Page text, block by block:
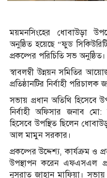
ময়মনসিংহের ধোবাউড়া
অনুষ্ঠিত হয়েছে “ফুড
প্রকল্পের পরিচিতি সভ অনুষ্ঠিত।
স্বাবলম্বী উন্নয়ন সমিতির
প্রতিষ্ঠানটির নির্বাহী
সভায় প্রধান অতিথি হিসেবে
নির্বাহী অফিসার জনাব
হিসেবে উপস্থিত ছিলেন
আল মামুন সরকার।
প্রকল্পের উদ্দেশ্য, কার্যক্রম ও
উপস্থাপন করেন এফএসএল
নুসরাত জাহান মাফিয়া।